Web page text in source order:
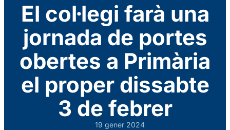
El col·legi farà una
jornada de portes
obertes a Primària
el proper dissabte
3 de febrer
19 gener 2024